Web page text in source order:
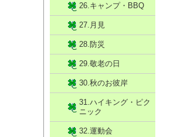
26.キャンプ・BBQ
27.月見
28.防災
29.敬老の日
30.秋のお彼岸
31.ハイキング・ピク
ニック
32.運動会